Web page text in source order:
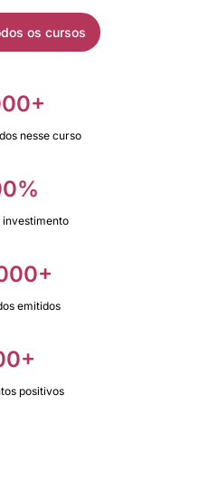
os cursos
nesse curso
investimento
emitidos
positivos